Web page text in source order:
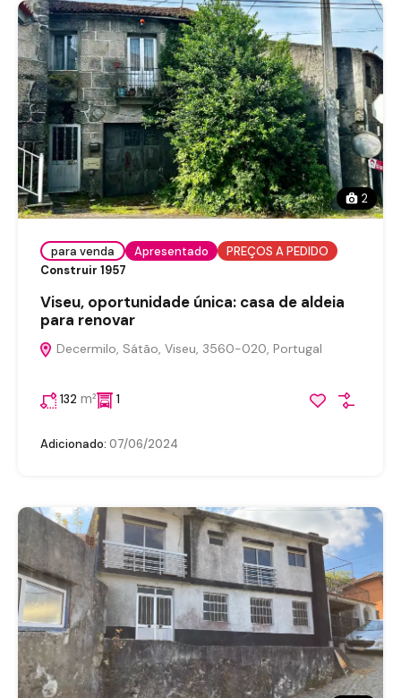
2
para venda Apresentado
PREÇOS A PEDIDO
Construir 1957
Viseu, oportunidade única: casa de aldeia
para renovar
Decermilo, Sátão, Viseu, 3560-020, Portugal
132 m² 1
Adicionado: 07/06/2024